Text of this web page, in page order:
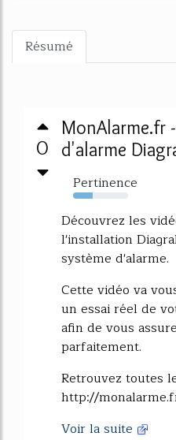
Résumé
0
MonAlarme.fr
d'alarme
Pertinence
35%
Découvrez les
l'installation
système d'alarme.
Cette vidéo va
un essai réel de
afin de vous
parfaitement.
Retrouvez toutes
http://
Voir la suite